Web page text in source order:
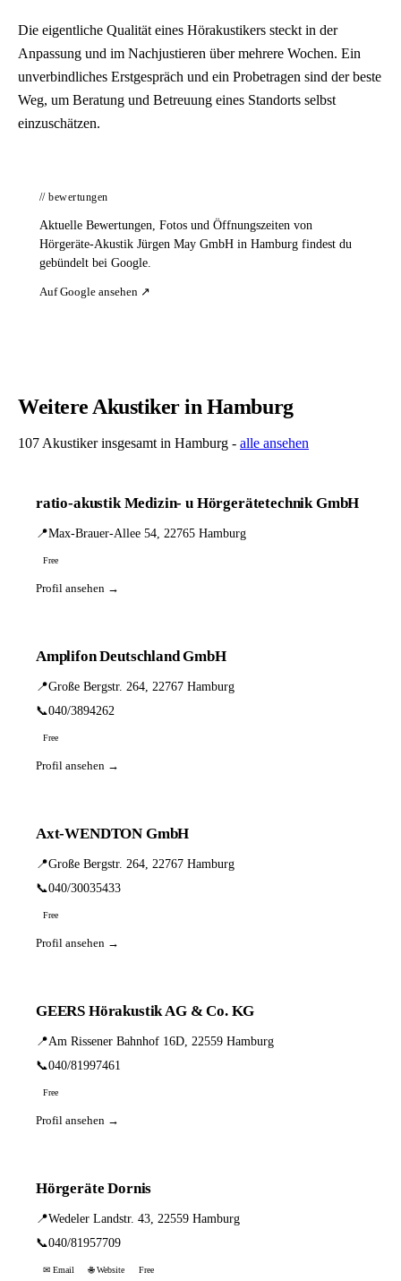
Die eigentliche Qualität eines Hörakustikers steckt in der
Anpassung und im Nachjustieren über mehrere Wochen. Ein
unverbindliches Erstgespräch und ein Probetragen sind der beste
Weg, um Beratung und Betreuung eines Standorts selbst
einzuschätzen.
// bewertungen
Aktuelle Bewertungen, Fotos und Öffnungszeiten von
Hörgeräte-Akustik Jürgen May GmbH in Hamburg findest du
gebündelt bei Google.
Auf Google ansehen ↗
Weitere Akustiker in Hamburg
107 Akustiker insgesamt in Hamburg - alle ansehen
ratio-akustik Medizin- u Hörgerätetechnik GmbH
📍Max-Brauer-Allee 54, 22765 Hamburg
Free
Profil ansehen →
Amplifon Deutschland GmbH
📍Große Bergstr. 264, 22767 Hamburg
📞040/3894262
Free
Profil ansehen →
Axt-WENDTON GmbH
📍Große Bergstr. 264, 22767 Hamburg
📞040/30035433
Free
Profil ansehen →
GEERS Hörakustik AG & Co. KG
📍Am Rissener Bahnhof 16D, 22559 Hamburg
📞040/81997461
Free
Profil ansehen →
Hörgeräte Dornis
📍Wedeler Landstr. 43, 22559 Hamburg
📞040/81957709
✉ Email 🌐 Website Free